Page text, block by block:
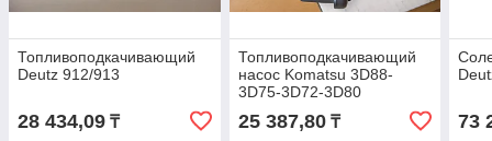
Топливоподкачивающий
Deutz 912/913
28 434,09 ₸
Топливоподкачивающий
насос Komatsu 3D88-
3D75-3D72-3D80
25 387,80₸ 73